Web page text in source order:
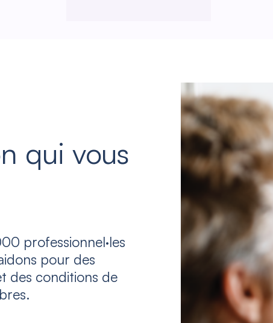
qui vous
professionnel·les
pour des
des conditions de